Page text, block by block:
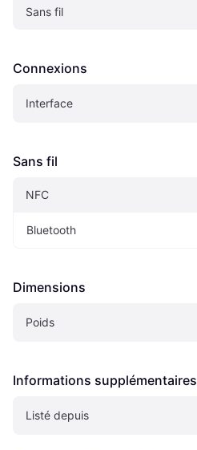
Sans fil
Connexions
Interface
Sans fil
NFC
Bluetooth
Dimensions
Poids
Informations supplémentaires
Listé depuis